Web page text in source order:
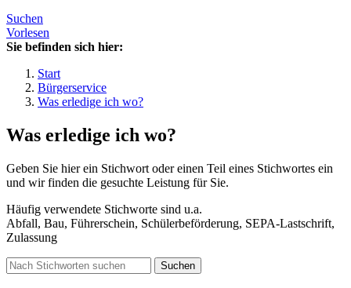
Suchen
Vorlesen
Sie befinden sich hier:
Start
Bürgerservice
Was erledige ich wo?
Was erledige ich wo?
Geben Sie hier ein Stichwort oder einen Teil eines Stichwortes ein
und wir finden die gesuchte Leistung für Sie.
Häufig verwendete Stichworte sind u.a.
Abfall, Bau, Führerschein, Schülerbeförderung, SEPA-Lastschrift,
Zulassung
Suchen